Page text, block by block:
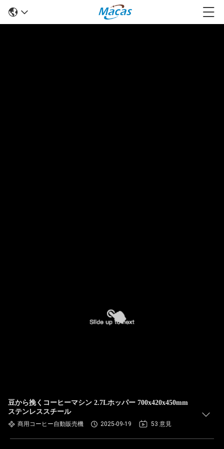
豆から挽くコーヒーマシン 2.7Lホッパー 700x420x450mm
ステンレススチール
商用コーヒー自動販売機 2025-09-19 53 意見